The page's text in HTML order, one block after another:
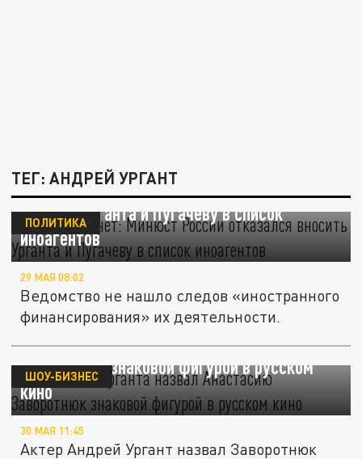
ТЕГ: АНДРЕЙ УРГАНТ
Оснований нет: Минюст России отказался
вносить Урганта и Пугачеву в список
иноагентов
ПОЛИТИКА
29 МАЯ 08:02
Ведомство не нашло следов «иностранного
финансирования» их деятельности.
Отец Ивана Урганта назвал Анастасию
Заворотнюк знаковой фигурой в русском
кино
ШОУ-БИЗНЕС
30 МАЯ 11:45
Актер Андрей Ургант назвал Заворотнюк